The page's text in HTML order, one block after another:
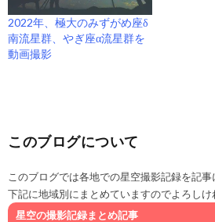
2022年、極大のみずがめ座δ
南流星群、やぎ座α流星群を
動画撮影
このブログについて
このブログでは各地での星空撮影記録を記事
下記に地域別にまとめていますのでよろしけ
星空の撮影記録まとめ記事